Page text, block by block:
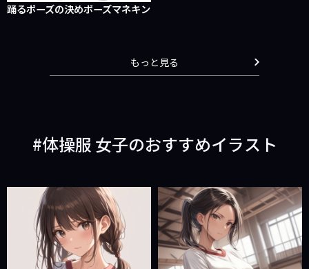
踊るポーズの決めポーズマネキン
もっと見る
体操服 女子のおすすめイラスト